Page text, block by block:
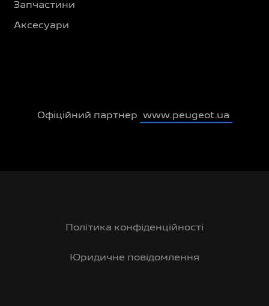
Запчастини
Аксесуари
Офіційний партнер www.peugeot.ua
Політика конфіденційності
Юридичне повідомлення